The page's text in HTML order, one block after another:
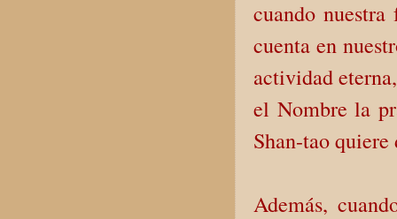
cuando
cuenta en
actividad
el Nombre la
Shan-tao
Además,